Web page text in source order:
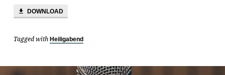
DOWNLOAD
Tagged with Heiligabend